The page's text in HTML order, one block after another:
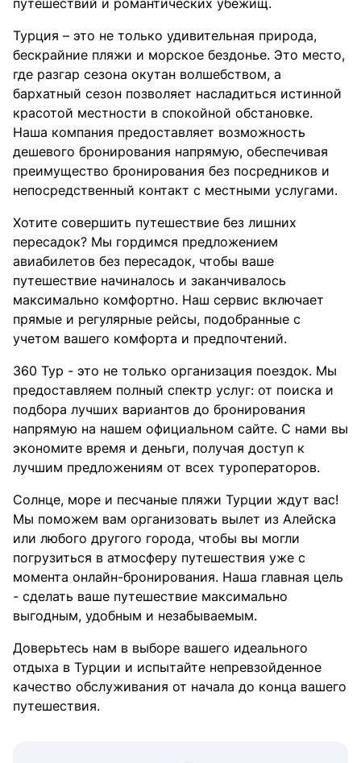
путешествий и романтических убежищ.
Турция – это не только удивительная природа,
бескрайние пляжи и морское бездонье. Это место,
где разгар сезона окутан волшебством, а
бархатный сезон позволяет насладиться истинной
красотой местности в спокойной обстановке.
Наша компания предоставляет возможность
дешевого бронирования напрямую, обеспечивая
преимущество бронирования без посредников и
непосредственный контакт с местными услугами.
Хотите совершить путешествие без лишних
пересадок? Мы гордимся предложением
авиабилетов без пересадок, чтобы ваше
путешествие начиналось и заканчивалось
максимально комфортно. Наш сервис включает
прямые и регулярные рейсы, подобранные с
учетом вашего комфорта и предпочтений.
360 Тур - это не только организация поездок. Мы
предоставляем полный спектр услуг: от поиска и
подбора лучших вариантов до бронирования
напрямую на нашем официальном сайте. С нами вы
экономите время и деньги, получая доступ к
лучшим предложениям от всех туроператоров.
Солнце, море и песчаные пляжи Турции ждут вас!
Мы поможем вам организовать вылет из Алейска
или любого другого города, чтобы вы могли
погрузиться в атмосферу путешествия уже с
момента онлайн-бронирования. Наша главная цель
- сделать ваше путешествие максимально
выгодным, удобным и незабываемым.
Доверьтесь нам в выборе вашего идеального
отдыха в Турции и испытайте непревзойденное
качество обслуживания от начала до конца вашего
путешествия.